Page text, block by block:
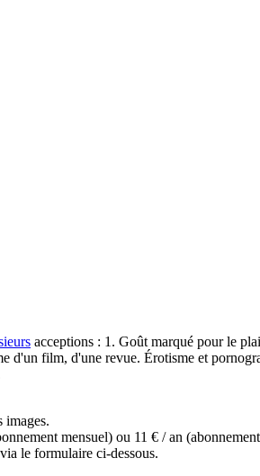
acceptions : 1. Goût marqué pour le
d'un film, d'une revue. Érotisme et
images.
mensuel) ou 11 € / an
le formulaire ci-dessous.